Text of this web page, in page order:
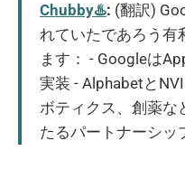
Chubby♨️: (翻訳)
れていたであろう有
ます： - Googleは
実装 - Alphabetと
ボティクス、創薬な
たるパートナーシッ